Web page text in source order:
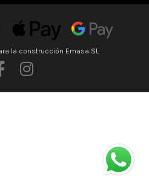
la construcción Emasa SL